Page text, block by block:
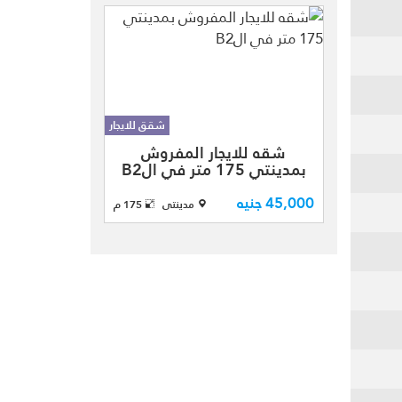
بـارك - عبارة عن 3
غرف نوم 2 حمام
تشطيب الشركة
المفروش بمدينتي
بفرش فندقي
راقي في
الb2مجموعه 23
شقق للايجار
شقه للايجار المفروش
بمدينتي 175 متر في الB2
45,000 جنيه مدينتى 175 م